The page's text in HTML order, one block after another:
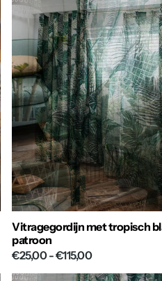
Vitragegordijn met tropisch
patroon
€25,00- €115,00